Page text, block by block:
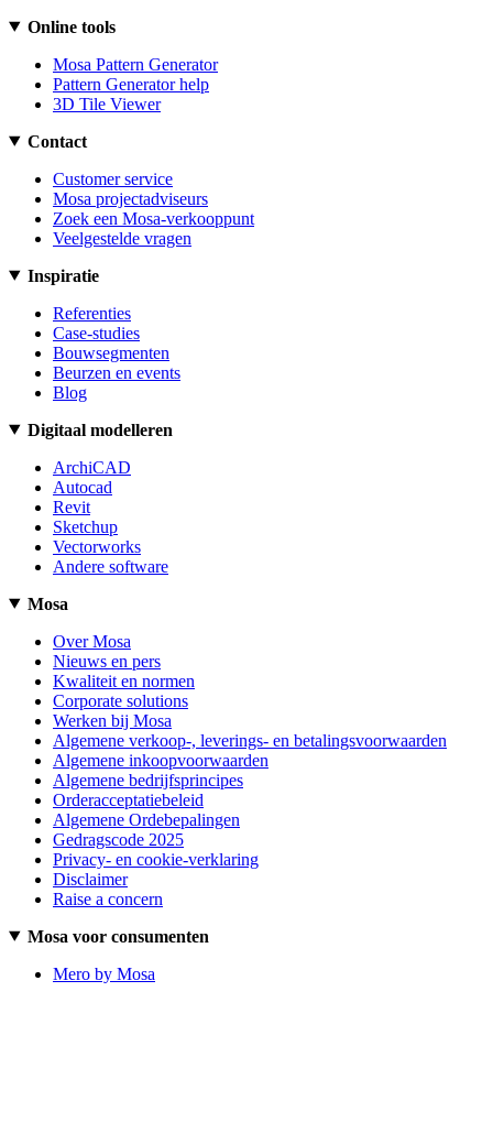
Online tools
Mosa Pattern Generator
Pattern Generator help
3D Tile Viewer
Contact
Customer service
Mosa projectadviseurs
Zoek een Mosa-verkooppunt
Veelgestelde vragen
Inspiratie
Referenties
Case-studies
Bouwsegmenten
Beurzen en events
Blog
Digitaal modelleren
ArchiCAD
Autocad
Revit
Sketchup
Vectorworks
Andere software
Mosa
Over Mosa
Nieuws en pers
Kwaliteit en normen
Corporate solutions
Werken bij Mosa
Algemene verkoop-, leverings- en betalingsvoorwaarden
Algemene inkoopvoorwaarden
Algemene bedrijfsprincipes
Orderacceptatiebeleid
Algemene Ordebepalingen
Gedragscode 2025
Privacy- en cookie-verklaring
Disclaimer
Raise a concern
Mosa voor consumenten
Mero by Mosa